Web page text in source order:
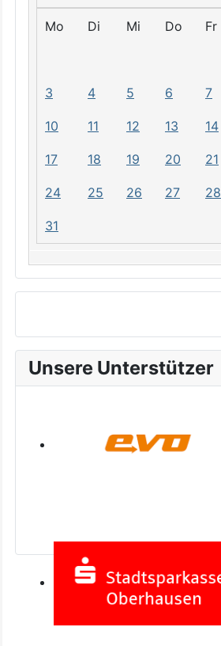
Mo Di Mi Do Fr
3 4 5 6 7
10 11 12 13 14
17 18 19 20 21
24 25 26 27 28
31
Unsere Unterstützer